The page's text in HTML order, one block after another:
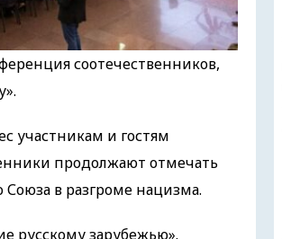
соотечественников,
участникам и гостям
продолжают отмечать
в разгроме нацизма.
русскому зарубежью».